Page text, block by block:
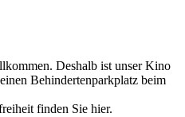
Deshalb ist unser Kino
Behindertenparkplatz beim
finden Sie hier.